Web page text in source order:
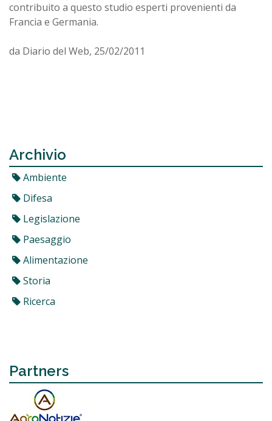
contribuito a questo studio esperti provenienti da
Francia e Germania.
da Diario del Web, 25/02/2011
Archivio
Ambiente
Difesa
Legislazione
Paesaggio
Alimentazione
Storia
Ricerca
Partners